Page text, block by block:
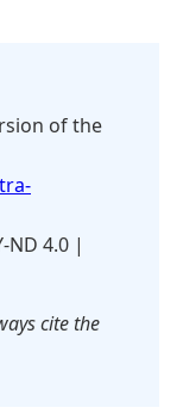
of the
ND 4.0 |
cite the